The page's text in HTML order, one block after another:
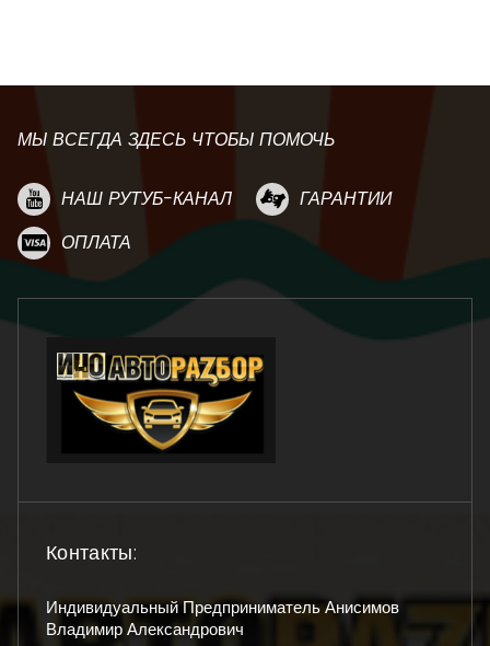
МЫ ВСЕГДА ЗДЕСЬ ЧТОБЫ ПОМОЧЬ
НАШ РУТУБ-КАНАЛ
ГАРАНТИИ
ОПЛАТА
Контакты:
Индивидуальный Предприниматель Анисимов
Владимир Александрович